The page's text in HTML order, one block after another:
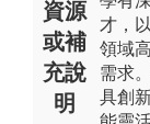
資源
或補
充說
明
才，
領域
需求
具創